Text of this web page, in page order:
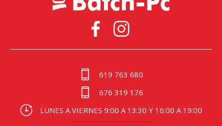
619 763 680
676 319 176
LUNES A VIERNES 9:00 A 13:30 Y 16:00 A 19:00